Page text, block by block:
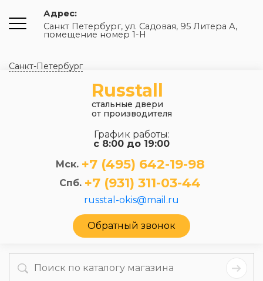
Адрес:
Санкт Петербург, ул. Садовая, 95 Литера А,
помещение номер 1-Н
Санкт-Петербург
Russtall
стальные двери
от производителя
График работы:
с 8:00 до 19:00
Мск. +7 (495) 642-19-98
Спб. +7 (931) 311-03-44
russtal-okis@mail.ru
Обратный звонок